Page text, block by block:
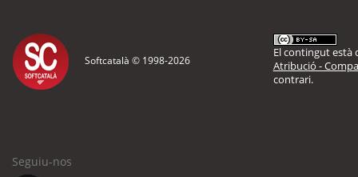
Softcatalà © 1998-2026
El contingut està
Atribució -
contrari.
Seguiu-nos